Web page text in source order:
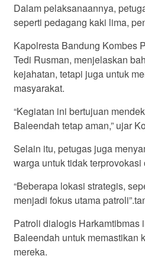
Dalam pelaksanaannya,
seperti pedagang kaki lima,
Kapolresta Bandung Kombes
Tedi Rusman, menjelaskan
kejahatan, tetapi juga untuk
masyarakat.
“Kegiatan ini bertujuan
Baleendah tetap aman,” ujar
Selain itu, petugas juga
warga untuk tidak
“Beberapa lokasi strategis,
menjadi fokus utama
Patroli dialogis Harkamtibmas
Baleendah untuk memastikan
mereka.